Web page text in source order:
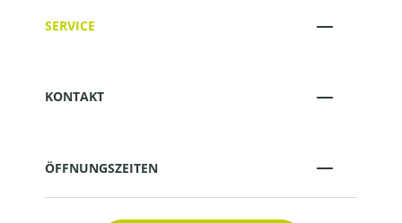
SERVICE
KONTAKT
ÖFFNUNGSZEITEN